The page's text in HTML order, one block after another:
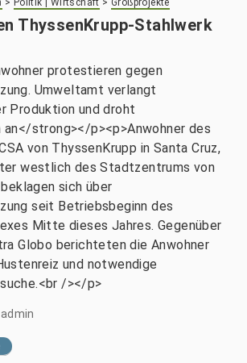
> Politik | Wirtschaft >Großprojekte
ThyssenKrupp-Stahlwerk
protestieren gegen
Umweltamt verlangt
Produktion und droht
strong></p><p>Anwohner des
von ThyssenKrupp in Santa Cruz,
westlich des Stadtzentrums von
sich über
seit Betriebsbeginn des
Mitte dieses Jahres. Gegenüber
Globo berichteten die Anwohner
und notwendige
/></p>
admin